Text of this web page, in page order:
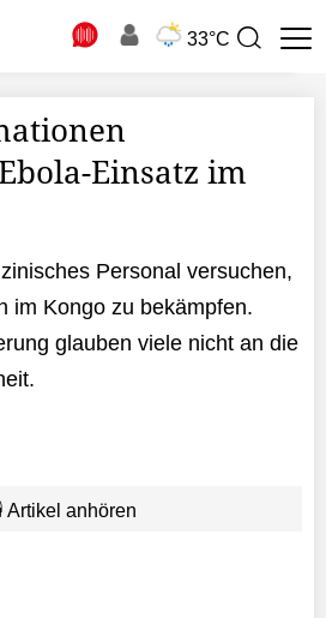
33°C
Suchbegriff
Einsatz im
Personal versuchen,
im Kongo zu bekämpfen.
glauben viele nicht an die
Artikel anhören